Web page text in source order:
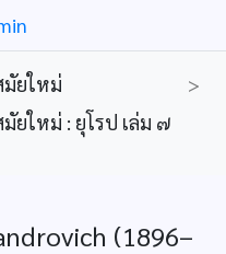
มัยใหม่
>
ยใหม่ : ยุโรป เล่ม ๗
(1896–